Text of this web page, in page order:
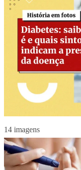
14 imagens